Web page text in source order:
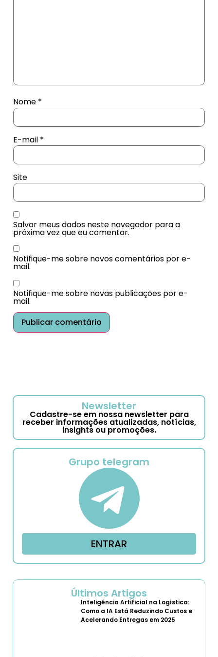
Nome *
E-mail *
Site
Salvar meus dados neste navegador para a
próxima vez que eu comentar.
Notifique-me sobre novos comentários por e-
mail.
Notifique-me sobre novas publicações por e-
mail.
Newsletter
Cadastre-se em nossa newsletter para
receber informações atualizadas, notícias,
insights ou promoções.
Grupo telegram
ENTRAR
Últimos Artigos
Inteligência Artificial na Logística:
Como a IA Está Reduzindo Custos e
Acelerando Entregas em 2025